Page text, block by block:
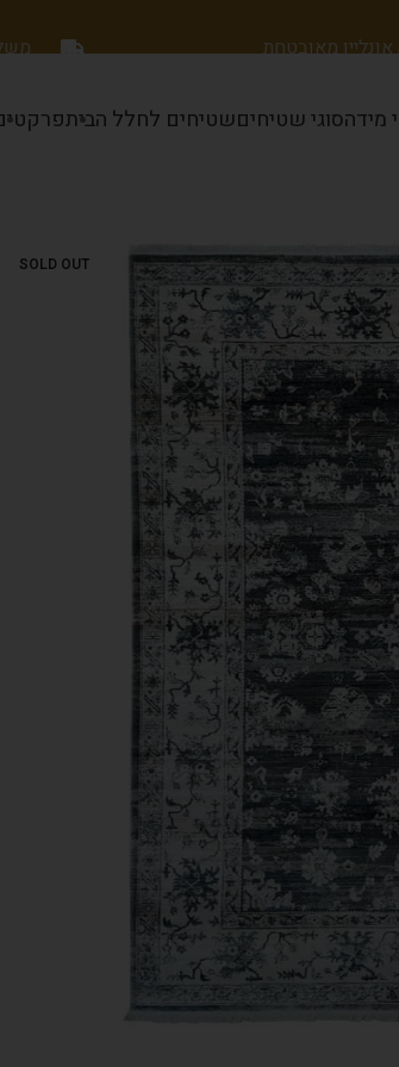
אונליין מאובטחת
מידהסוגי שטיחיםשטיחים לחלל הבית
SOLD OUT